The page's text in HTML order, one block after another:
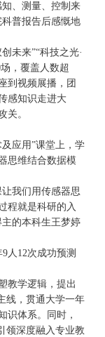
、测量、控制来
普报告后感慨地
未来”“科技之光·
，覆盖人数超
到视频展播，团
感知识走进大
关。
应用”课堂上，学
思维结合数据模
我们用传感器思
程就是科研的入
的本科生王梦婷
12次成功预测
学逻辑，提出
，贯通大学一年
识体系。同时，
领深度融入专业教